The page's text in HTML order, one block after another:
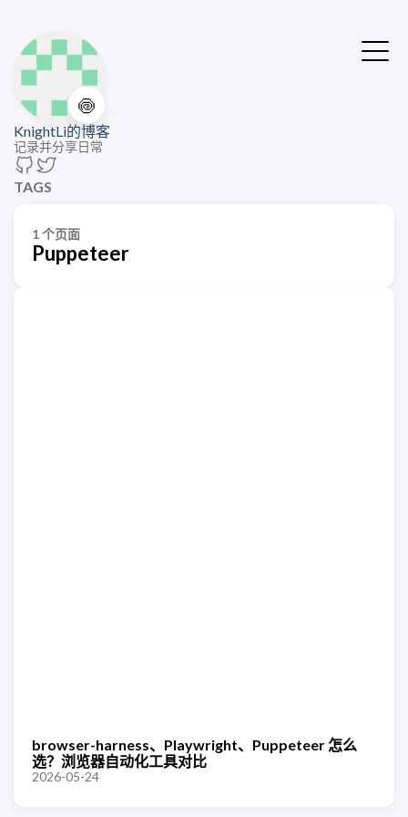
🍥
KnightLi的博客
记录并分享日常
TAGS
1 个页面
Puppeteer
browser-harness、Playwright、Puppeteer 怎么
选？浏览器自动化工具对比
2026-05-24